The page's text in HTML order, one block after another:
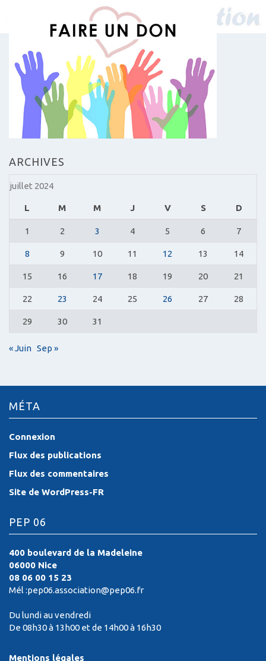
ARCHIVES
juillet 2024
L M M J V S D
1 2 3 4 5 6 7
8 9 10 11 12 13 14
15 16 17 18 19 20 21
22 23 24 25 26 27 28
29 30 31
« Juin Sep »
MÉTA
Connexion
Flux des publications
Flux des commentaires
Site de WordPress-FR
PEP 06
400 boulevard de la Madeleine
06000 Nice
08 06 00 15 23
Mél :pep06.association@pep06.fr
Du lundi au vendredi
De 08h30 à 13h00 et de 14h00 à 16h30
Mentions légales